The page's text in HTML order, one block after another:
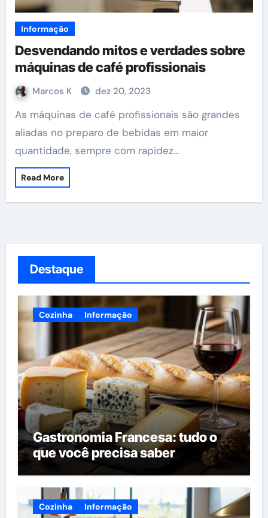
Informação
Desvendando mitos e verdades sobre
máquinas de café profissionais
Marcos K dez 20, 2023
As máquinas de café profissionais são grandes
aliadas no preparo de bebidas em maior
quantidade, sempre com rapidez…
Read More
Destaque
Cozinha Informação
Gastronomia Francesa: tudo o
que você precisa saber
Cozinha Informação